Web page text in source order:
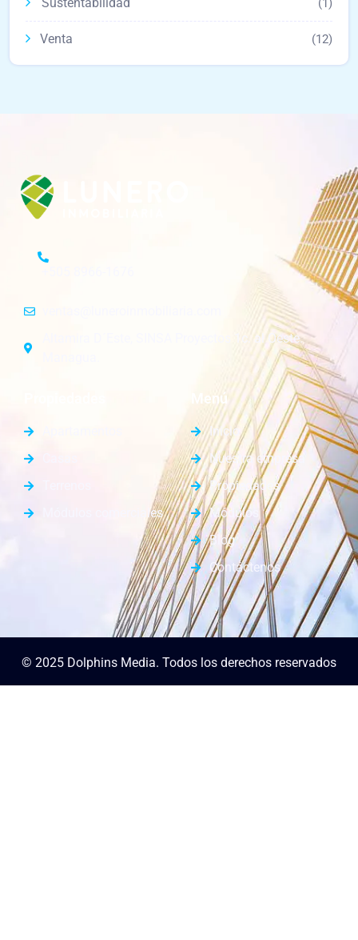
(1)
Venta (12)
Altamira D´Este, SINSA Proyectos 1c. al Oeste.
Módulos comerciales
Menú
Inicio
Nuestra empresa
Propiedades
Módulos
Blog
Contáctenos
© 2025 Dolphins Media. Todos los derechos reservados